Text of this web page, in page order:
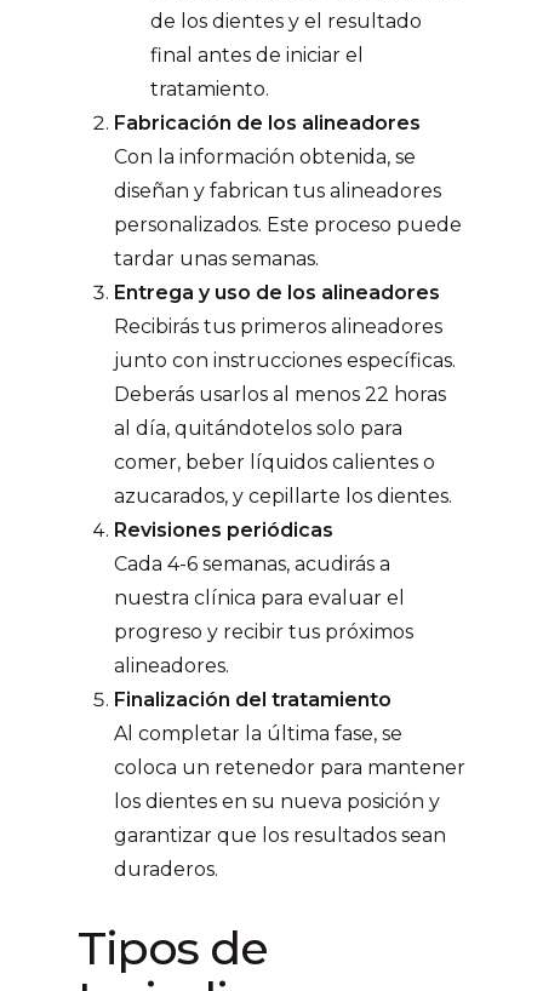
de los dientes y el resultado
final antes de iniciar el
tratamiento.
Fabricación de los alineadores
Con la información obtenida, se
diseñan y fabrican tus alineadores
personalizados. Este proceso puede
tardar unas semanas.
Entrega y uso de los alineadores
Recibirás tus primeros alineadores
junto con instrucciones específicas.
Deberás usarlos al menos 22 horas
al día, quitándotelos solo para
comer, beber líquidos calientes o
azucarados, y cepillarte los dientes.
Revisiones periódicas
Cada 4-6 semanas, acudirás a
nuestra clínica para evaluar el
progreso y recibir tus próximos
alineadores.
Finalización del tratamiento
Al completar la última fase, se
coloca un retenedor para mantener
los dientes en su nueva posición y
garantizar que los resultados sean
duraderos.
Tipos de